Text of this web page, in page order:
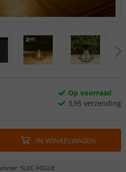
Op voorraad
3,95 verzending
IN WINKELWAGEN
: SLDC-VOGUE